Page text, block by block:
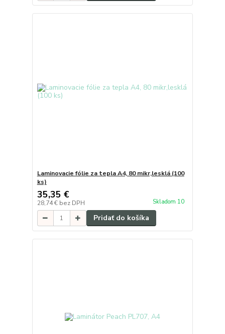
Laminovacie fólie za tepla A4, 80 mikr,lesklá (100
ks)
35,35 €
28,74 € bez DPH Skladom 10
Pridať do košíka